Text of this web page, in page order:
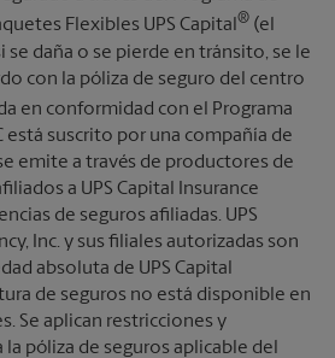
Flexibles UPS Capital® (el
se daña o se pierde en tránsito, se le
con la póliza de seguro del centro
en conformidad con el Programa
está suscrito por una compañía de
emite a través de productores de
a UPS Capital Insurance
de seguros afiliadas. UPS
Inc. y sus filiales autorizadas son
absoluta de UPS Capital
de seguros no está disponible en
Se aplican restricciones y
póliza de seguros aplicable del